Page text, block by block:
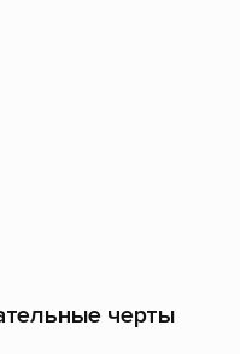
черты